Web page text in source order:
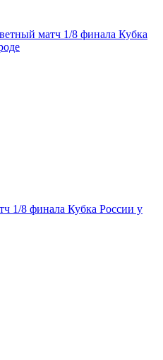
матч 1/8 финала Кубка
1/8 финала Кубка России у